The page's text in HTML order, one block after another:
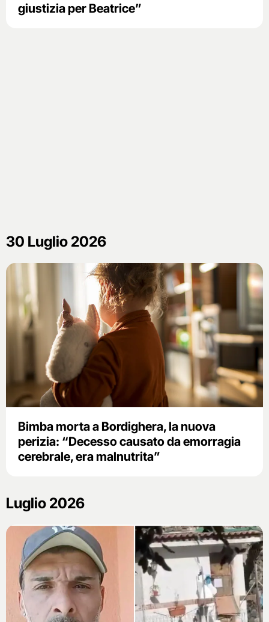
giustizia per Beatrice”
30 Luglio 2026
Bimba morta a Bordighera, la nuova
perizia: “Decesso causato da emorragia
cerebrale, era malnutrita”
Luglio 2026